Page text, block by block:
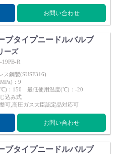
お問い合わせ
ブタイプニードルバルブ
ーズ
R
ス鋼製(SUSF316)
：9
：150 最低使用温度(℃)：-20
込み式
可,高圧ガス大臣認定品対応可
お問い合わせ
ブタイプニードルバルブ